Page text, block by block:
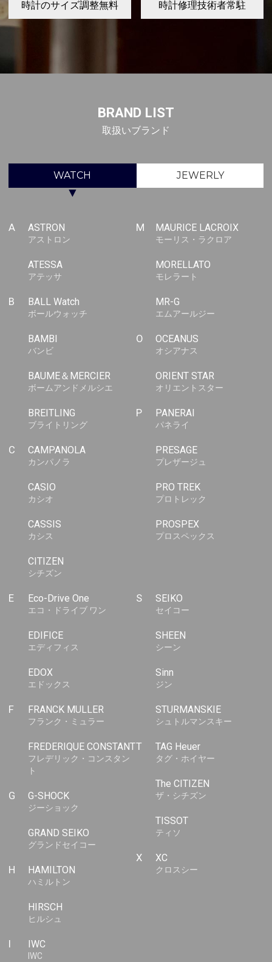
時計のサイズ調整無料 時計修理技術者常駐
BRAND LIST
取扱いブランド
WATCH JEWERLY
▼
A ASTRON
アストロン
ATESSA
アテッサ
B BALL Watch
ボールウォッチ
BAMBI
バンビ
BAUME＆MERCIER
ボームアンドメルシエ
BREITLING
ブライトリング
C CAMPANOLA
カンパノラ
CASIO
カシオ
CASSIS
カシス
CITIZEN
シチズン
E Eco-Drive One
エコ・ドライブ ワン
EDIFICE
エディフィス
EDOX
エドックス
F FRANCK MULLER
フランク・ミュラー
FREDERIQUE CONSTANT
フレデリック・コンスタン
ト
G G-SHOCK
ジーショック
GRAND SEIKO
グランドセイコー
H HAMILTON
ハミルトン
HIRSCH
ヒルシュ
IWC
IWC
M MAURICE LACROIX
モーリス・ラクロア
MORELLATO
モレラート
MR-G
エムアールジー
O OCEANUS
オシアナス
ORIENT STAR
オリエントスター
P PANERAI
パネライ
PRESAGE
プレザージュ
PRO TREK
プロトレック
PROSPEX
プロスペックス
S SEIKO
セイコー
SHEEN
シーン
Sinn
ジン
STURMANSKIE
シュトルマンスキー
T TAG Heuer
タグ・ホイヤー
The CITIZEN
ザ・シチズン
TISSOT
ティソ
X XC
クロスシー